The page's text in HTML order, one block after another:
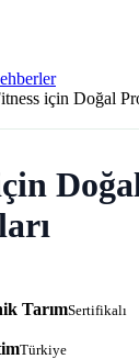
için Doğal
TarımSertifikalı
Türkiye